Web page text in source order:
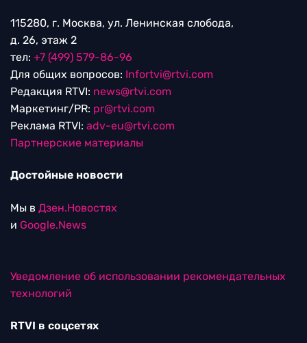
115280, г. Москва, ул. Ленинская слобода,
д. 26, этаж 2
тел: +7 (499) 579-86-96
Для общих вопросов: Infortvi@rtvi.com
Редакция RTVI: news@rtvi.com
Маркетинг/PR: pr@rtvi.com
Реклама RTVI: adv-eu@rtvi.com
Партнерские материалы
Достойные новости
Мы в Дзен.Новостях
и Google.News
Уведомление об использовании рекомендательных
технологий
RTVI в соцсетях